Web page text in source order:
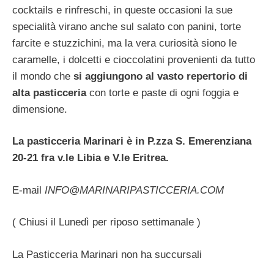
cocktails e rinfreschi, in queste occasioni la sue
specialità virano anche sul salato con panini, torte
farcite e stuzzichini, ma la vera curiosità siono le
caramelle, i dolcetti e cioccolatini provenienti da tutto
il mondo che si aggiungono al vasto repertorio di
alta pasticceriacon torte e paste di ogni foggia e
dimensione.
La pasticceria Marinari è in P.zza S. Emerenziana
20-21 fra v.le Libia e V.le Eritrea.
E-mail INFO@MARINARIPASTICCERIA.COM
( Chiusi il Lunedì per riposo settimanale )
La Pasticceria Marinari non ha succursali